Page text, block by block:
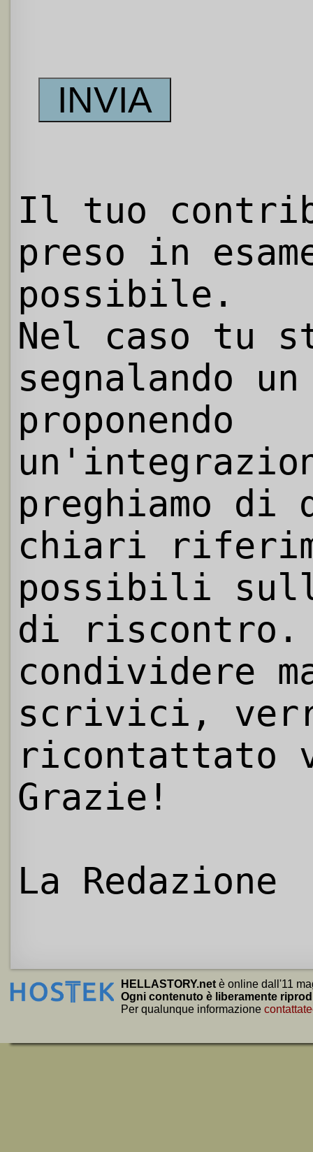
Il tuo
preso in
possibile.
Nel caso tu
segnalando
proponendo
preghiamo
chiari
possibili
di riscontro.
condividere
scrivici,
ricontattato
Grazie!
La Redazione
HELLASTORY.net è online dall'11
Ogni contenuto è liberamente
Per qualunque informazione